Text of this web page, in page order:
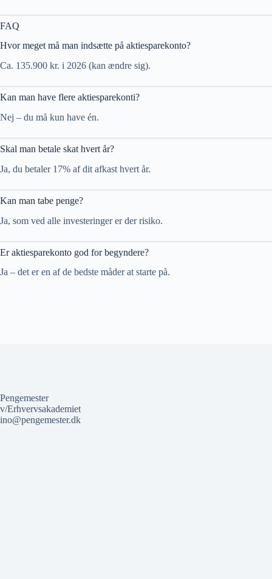
FAQ
Hvor meget må man indsætte på aktiesparekonto?
Ca. 135.900 kr. i 2026 (kan ændre sig).
Kan man have flere aktiesparekonti?
Nej – du må kun have én.
Skal man betale skat hvert år?
Ja, du betaler 17% af dit afkast hvert år.
Kan man tabe penge?
Ja, som ved alle investeringer er der risiko.
Er aktiesparekonto god for begyndere?
Ja – det er en af de bedste måder at starte på.
Pengemester
v/Erhvervsakademiet
ino@pengemester.dk